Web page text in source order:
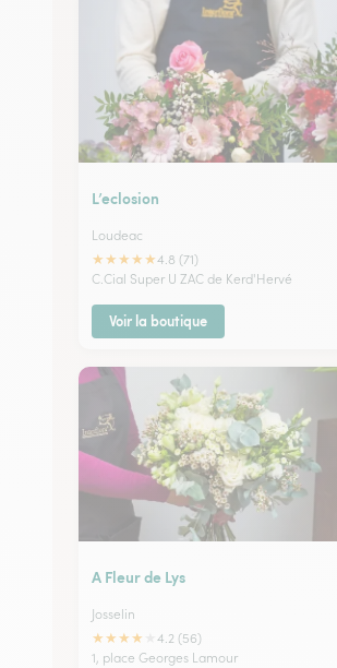
L’eclosion
Loudeac
★★★★★4.8 (71)
C.Cial Super U ZAC de Kerd'Hervé
Voir la boutique
A Fleur de Lys
Josselin
★★★★
4.2 (56)
1, place Georges Lamour